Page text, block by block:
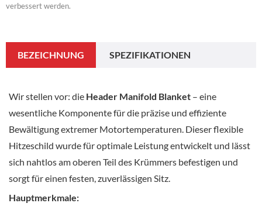
verbessert werden.
BEZEICHNUNG SPEZIFIKATIONEN
Wir stellen vor: die Header Manifold Blanket – eine
wesentliche Komponente für die präzise und effiziente
Bewältigung extremer Motortemperaturen. Dieser flexible
Hitzeschild wurde für optimale Leistung entwickelt und lässt
sich nahtlos am oberen Teil des Krümmers befestigen und
sorgt für einen festen, zuverlässigen Sitz.
Hauptmerkmale: